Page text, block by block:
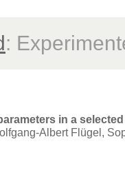
:
in a
Albert Flügel,